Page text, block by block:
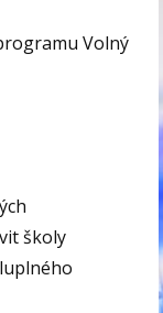
Volný
školy